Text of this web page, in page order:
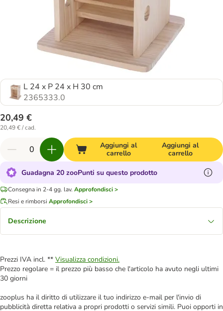
L 24 x P 24 x H 30 cm
2365333.0
20,49 €
20,49 € / cad.
Aggiungi al
carrello
Aggiungi al
carrello
Guadagna 20 zooPunti su questo prodotto
Consegna in 2-4 gg. lav. Approfondisci >
Resi e rimborsi Approfondisci >
Descrizione
Prezzi IVA incl. ** Visualizza condizioni.
Prezzo regolare = il prezzo più basso che l'articolo ha avuto negli ultimi
30 giorni
zooplus ha il diritto di utilizzare il tuo indirizzo e-mail per l'invio di
pubblicità diretta relativa a propri prodotti o servizi simili. Puoi opporti in